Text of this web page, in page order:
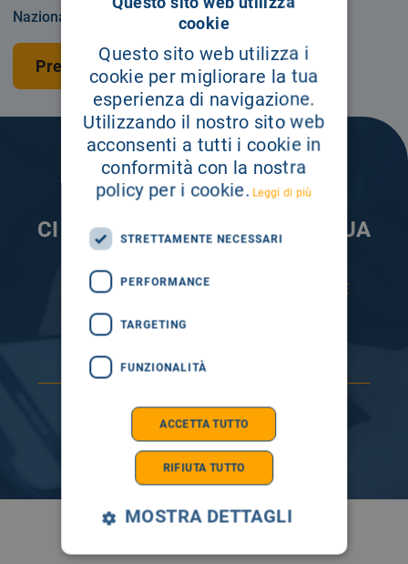
CI PRENDIAMO CURA DELLA TUA
ISCRIVITI AI NOSTRI CANALI PER RESTARE
Nazionale o privatamente.
Prenota una visita
cookie
Questo sito web utilizza i
cookie per migliorare la tua
esperienza di navigazione.
Utilizzando il nostro sito web
acconsenti a tutti i cookie in
conformità con la nostra
policy per i cookie. Leggi di più
STRETTAMENTE NECESSARI
PERFORMANCE
TARGETING
FUNZIONALITÀ
ACCETTA TUTTO
RIFIUTA TUTTO
MOSTRA DETTAGLI